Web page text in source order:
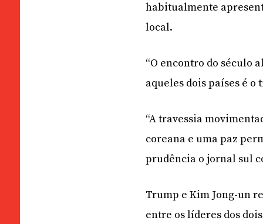
habitualmente
local.
“O encontro do século
aqueles dois países é
“A travessia
coreana e uma paz
prudência o jornal sul
Trump e Kim Jong-un
entre os líderes dos